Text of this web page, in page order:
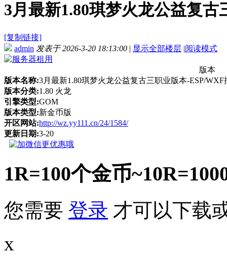
3月最新1.80琪梦火龙公益复
[复制链接]
admin 发表于 2026-3-20 18:13:00 | 显示全部楼层 |阅读模式
版本
版本名称:3月最新1.80琪梦火龙公益复古三职业版本-ESP/
版本分类:1.80 火龙
引擎类型:GOM
版本类型:新金币版
开区网站:http://wz.yy111.cn/24/1584/
更新日期:3-20
1R=100个金币
您需要 登录 才可以下载
x